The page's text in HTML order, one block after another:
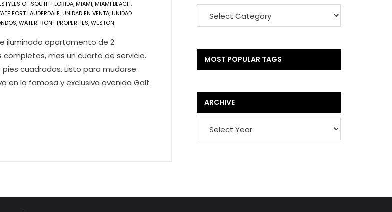
OF SOUTH FLORIDA,MIAMI,MIAMI BEACH,
FORT LAUDERDALE,UNIDAD EN VENTA,UNIDAD
,WATERFRONT PROPERTIES,WESTON
iluminado apartamento de 2
completos, mas un cuarto de servicio.
pies cuadrados. Listo para mudarse.
en la famosa y exclusiva avenida Galt
MOST POPULAR TAGS
ARCHIVE